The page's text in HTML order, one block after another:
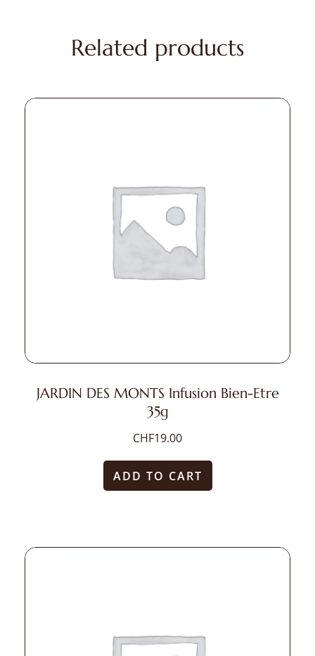
Related products
JARDIN DES MONTS Infusion Bien-Etre
35g
CHF19.00
ADD TO CART